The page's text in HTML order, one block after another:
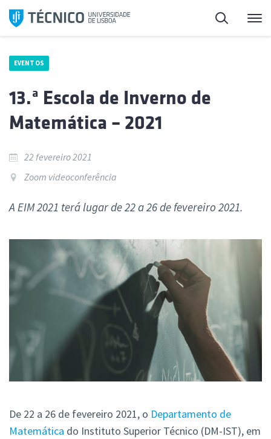
Saltar
para
Pesquisa
EVENTOS
13.ª Escola de Inverno de
Matemática – 2021
22 fevereiro 2021
Zoom videoconferência
A EIM 2021 terá lugar de 22 a 26 de fevereiro 2021.
De 22 a 26 de fevereiro 2021, o Departamento de
Matemática do Instituto Superior Técnico (DM-IST), em